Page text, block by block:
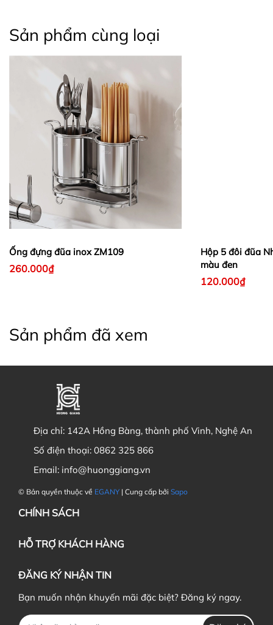
Sản phẩm cùng loại
Ống đựng đũa inox ZM109
260.000₫
Hộp 5 đôi đũa
màu đen
120.000₫
Sản phẩm đã xem
Địa chỉ: 142A Hồng Bàng, thành phố Vinh, Nghệ An
Số điện thoại: 0862 325 866
Email: info@huonggiang.vn
© Bản quyền thuộc về EGANY | Cung cấp bởi Sapo
CHÍNH SÁCH
HỖ TRỢ KHÁCH HÀNG
ĐĂNG KÝ NHẬN TIN
Bạn muốn nhận khuyến mãi đặc biệt? Đăng ký ngay.